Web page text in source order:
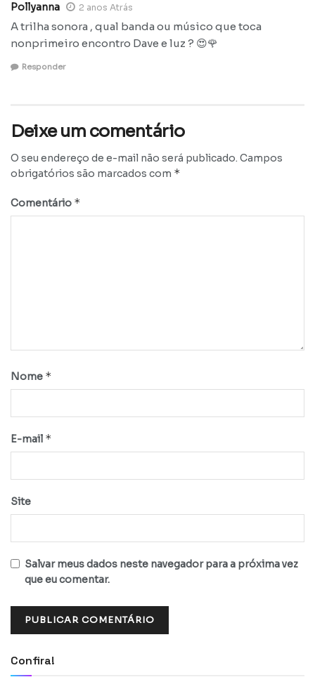
Pollyanna 2 anos Atrás
A trilha sonora , qual banda ou músico que toca
nonprimeiro encontro Dave e luz ? 😍🌹
Responder
Deixe um comentário
O seu endereço de e-mail não será publicado. Campos
obrigatórios são marcados com *
Comentário *
Nome *
E-mail *
Site
Salvar meus dados neste navegador para a próxima vez
que eu comentar.
Confira!